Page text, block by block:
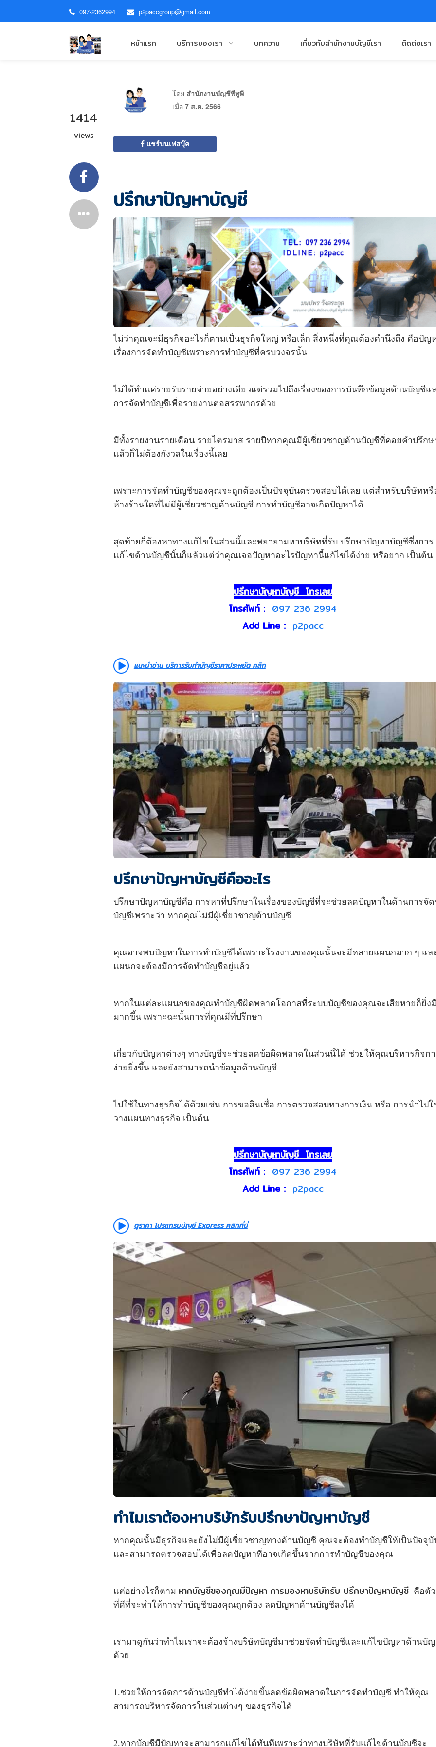
097-2362994 p2paccgroup@gmail.com
หน้าแรก บริการของเรา บทความ เกี่ยวกับสำนักงานบัญชีเรา ติดต่อเรา
1414
views
โดย สำนักงานบัญชีพีทูพี
เมื่อ 7 ส.ค. 2566
แชร์บนเฟสบุ๊ค
ปรึกษาปัญหาบัญชี
ไม่ว่าคุณจะมีธุรกิจอะไรก็ตามเป็นธุรกิจใหญ่ หรือเล็ก สิ่งหนึ่งที่คุณต้องคำนึงถึง คือปัญ
เรื่องการจัดทำบัญชีเพราะการทำบัญชีที่ครบวงจรนั้น
ไม่ได้ทำแค่รายรับรายจ่ายอย่างเดียวแต่รวมไปถึงเรื่องของการบันทึกข้อมูลด้านบัญชีแ
การจัดทำบัญชีเพื่อรายงานต่อสรรพากรด้วย
มีทั้งรายงานรายเดือน รายไตรมาส รายปีหากคุณมีผู้เชี่ยวชาญด้านบัญชีที่คอยคำปรึกษ
แล้วก็ไม่ต้องกังวลในเรื่องนี้เลย
เพราะการจัดทำบัญชีของคุณจะถูกต้องเป็นปัจจุบันตรวจสอบได้เลย แต่สำหรับบริษัทหรื
ห้างร้านใดที่ไม่มีผู้เชี่ยวชาญด้านบัญชี การทำบัญชีอาจเกิดปัญหาได้
สุดท้ายก็ต้องหาทางแก้ไขในส่วนนี้และพยายามหาบริษัทที่รับ ปรึกษาปัญหาบัญชีซึ่งการ
แก้ไขด้านบัญชีนั้นก็แล้วแต่ว่าคุณเจอปัญหาอะไรปัญหานี้แก้ไขได้ง่าย หรือยาก เป็นต้น
ปรึกษาบัญหาบัญชี โทรเลย
โทรศัพท์ : 097 236 2994
Add Line : p2pacc
แนะนำอ่าน บริการรับทำบัญชีราคาประหยัด คลิก
ปรึกษาปัญหาบัญชีคืออะไร
ปรึกษาปัญหาบัญชีคือ การหาที่ปรึกษาในเรื่องของบัญชีที่จะช่วยลดปัญหาในด้านการจั
บัญชีเพราะว่า หากคุณไม่มีผู้เชี่ยวชาญด้านบัญชี
คุณอาจพบปัญหาในการทำบัญชีได้เพราะโรงงานของคุณนั้นจะมีหลายแผนกมาก ๆ แล
แผนกจะต้องมีการจัดทำบัญชีอยู่แล้ว
หากในแต่ละแผนกของคุณทำบัญชีผิดพลาดโอกาสที่ระบบบัญชีของคุณจะเสียหายก็ยิ่ง
มากขึ้น เพราะฉะนั้นการที่คุณมีที่ปรึกษา
เกี่ยวกับปัญหาต่างๆ ทางบัญชีจะช่วยลดข้อผิดพลาดในส่วนนี้ได้ ช่วยให้คุณบริหารกิจก
ง่ายยิ่งขึ้น และยังสามารถนำข้อมูลด้านบัญชี
ไปใช้ในทางธุรกิจได้ด้วยเช่น การขอสินเชื่อ การตรวจสอบทางการเงิน หรือ การนำไปใ
วางแผนทางธุรกิจ เป็นต้น
ปรึกษาบัญหาบัญชี โทรเลย
โทรศัพท์ : 097 236 2994
Add Line : p2pacc
ดูราคา โปรแกรมบัญชี Express คลิกที่นี่
ทำไมเราต้องหาบริษัทรับปรึกษาปัญหาบัญชี
หากคุณนั้นมีธุรกิจและยังไม่มีผู้เชี่ยวชาญทางด้านบัญชี คุณจะต้องทำบัญชีให้เป็นปัจจุบั
และสามารถตรวจสอบได้เพื่อลดปัญหาที่อาจเกิดขึ้นจากการทำบัญชีของคุณ
แต่อย่างไรก็ตาม หากบัญชีของคุณมีปัญหา การมองหาบริษัทรับ ปรึกษาปัญหาบัญชีคือตัว
ที่ดีที่จะทำให้การทำบัญชีของคุณถูกต้อง ลดปัญหาด้านบัญชีลงได้
เรามาดูกันว่าทำไมเราจะต้องจ้างบริษัทบัญชีมาช่วยจัดทำบัญชีและแก้ไขปัญหาด้านบั
ด้วย
1.ช่วยให้การจัดการด้านบัญชีทำได้ง่ายขึ้นลดข้อผิดพลาดในการจัดทำบัญชี ทำให้คุณ
สามารถบริหารจัดการในส่วนต่างๆ ของธุรกิจได้
2.หากบัญชีมีปัญหาจะสามารถแก้ไขได้ทันทีเพราะว่าทางบริษัทที่รับแก้ไขด้านบัญชีจะ